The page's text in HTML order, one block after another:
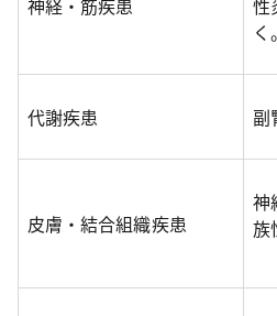
神経・筋疾患
性
く
代謝疾患 副
皮膚・結合組織疾患
神
族